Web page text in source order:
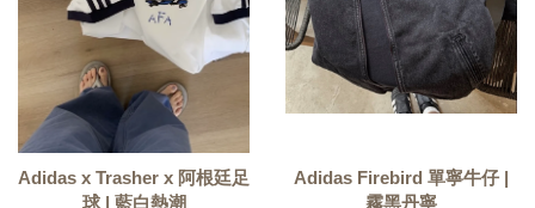
Adidas x Trasher x 阿根廷足
球 | 藍白熱潮
Adidas Firebird 單寧牛仔 |
霧黑丹寧